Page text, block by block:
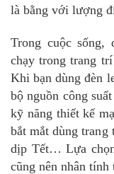
là bằng với lượng
Trong cuộc sống,
chạy trong trang
Khi bạn dùng đèn
bộ nguồn công
kỹ năng thiết kế
bắt mắt dùng
dịp Tết… Lựa
cũng nên nhân tính